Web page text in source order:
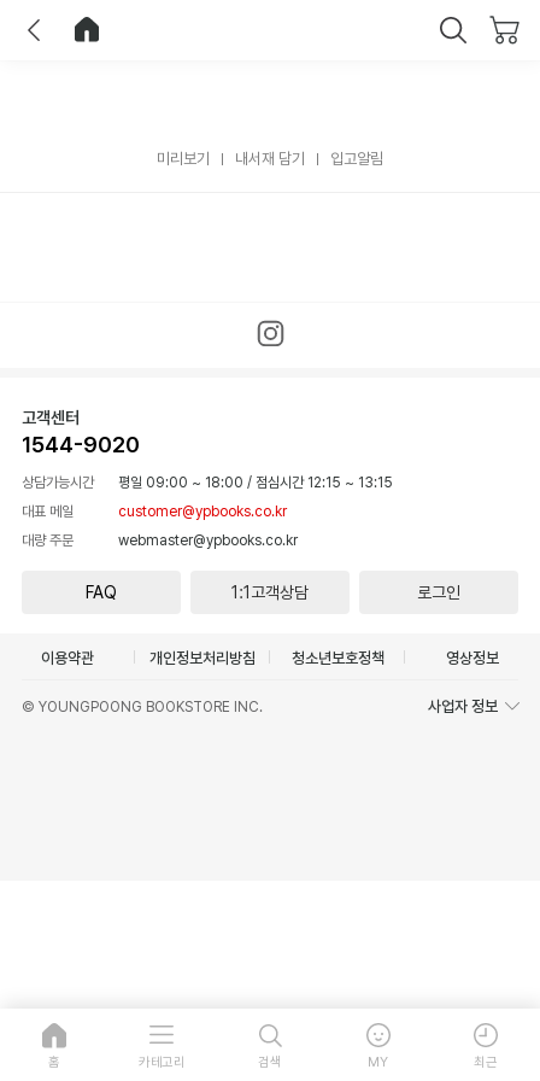
미리보기 내서재 담기 입고알림
고객센터
1544-9020
상담가능시간 평일 09:00 ~ 18:00 / 점심시간 12:15 ~ 13:15
대표 메일
customer@ypbooks.co.kr
대량 주문
webmaster@ypbooks.co.kr
FAQ 1:1고객상담 로그인
이용약관 개인정보처리방침 청소년보호정책 영상정보
© YOUNGPOONG BOOKSTORE INC. 사업자 정보
홈 카테고리 검색 MY 최근